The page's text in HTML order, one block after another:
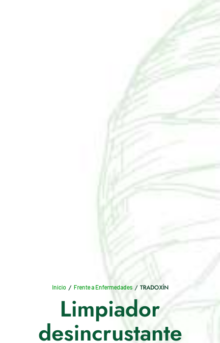
Inicio / Frente a Enfermedades/ TRADOXÍN
Limpiador
desincrustante